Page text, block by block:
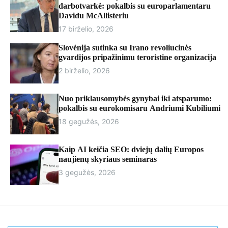
r
darbotvarkė: pokalbis su europarlamentaru
Davidu McAllisteriu
17 birželio, 2026
Slovėnija sutinka su Irano revoliucinės
gvardijos pripažinimu teroristine organizacija
2 birželio, 2026
Nuo priklausomybės gynybai iki atsparumo:
pokalbis su eurokomisaru Andriumi Kubiliumi
18 gegužės, 2026
Kaip AI keičia SEO: dviejų dalių Europos
naujienų skyriaus seminaras
3 gegužės, 2026